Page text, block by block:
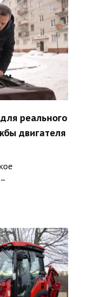
реального
двигателя